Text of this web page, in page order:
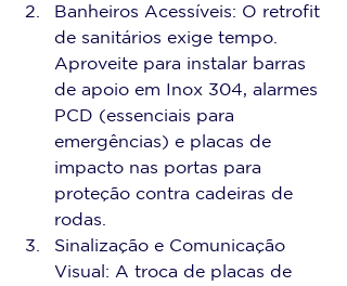
Banheiros Acessíveis: O retrofit
de sanitários exige tempo.
Aproveite para instalar barras
de apoio em Inox 304, alarmes
PCD (essenciais para
emergências) e placas de
impacto nas portas para
proteção contra cadeiras de
rodas.
Sinalização e Comunicação
Visual: A troca de placas de